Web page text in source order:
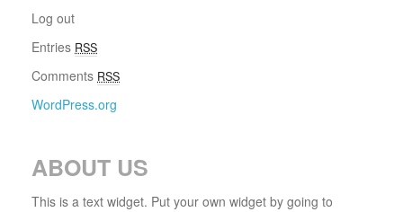
Log out
Entries RSS
Comments RSS
WordPress.org
ABOUT US
This is a text widget. Put your own widget by going to